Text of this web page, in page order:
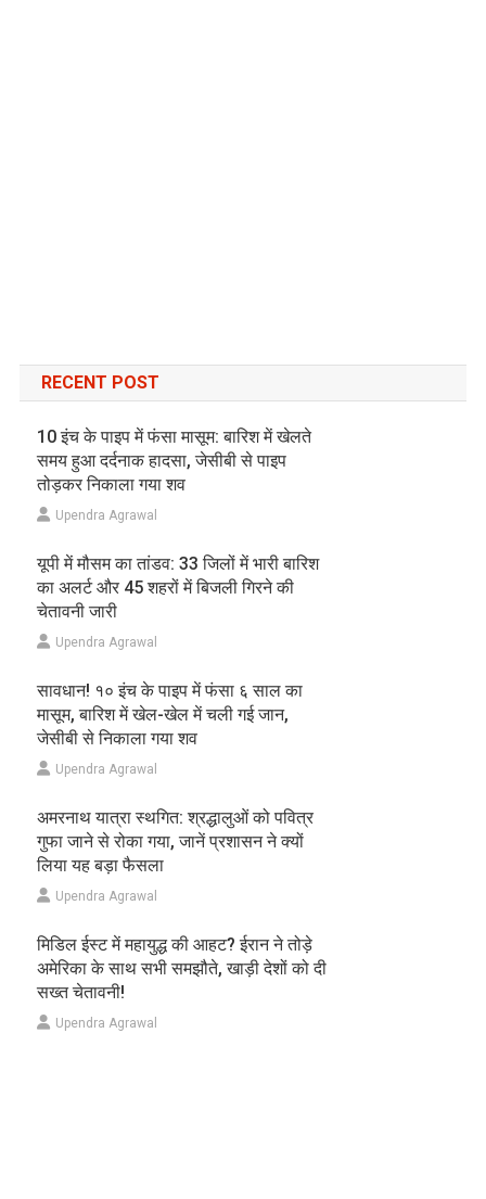
RECENT POST
10 इंच के पाइप में फंसा मासूम: बारिश में खेलते
समय हुआ दर्दनाक हादसा, जेसीबी से पाइप
तोड़कर निकाला गया शव
Upendra Agrawal
यूपी में मौसम का तांडव: 33 जिलों में भारी बारिश
का अलर्ट और 45 शहरों में बिजली गिरने की
चेतावनी जारी
Upendra Agrawal
सावधान! १० इंच के पाइप में फंसा ६ साल का
मासूम, बारिश में खेल-खेल में चली गई जान,
जेसीबी से निकाला गया शव
Upendra Agrawal
अमरनाथ यात्रा स्थगित: श्रद्धालुओं को पवित्र
गुफा जाने से रोका गया, जानें प्रशासन ने क्यों
लिया यह बड़ा फैसला
Upendra Agrawal
मिडिल ईस्ट में महायुद्ध की आहट? ईरान ने तोड़े
अमेरिका के साथ सभी समझौते, खाड़ी देशों को दी
सख्त चेतावनी!
Upendra Agrawal